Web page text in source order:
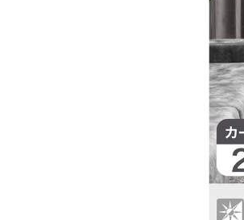
お願
無事
品物
致し
こ